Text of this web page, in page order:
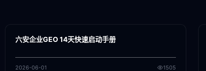
GEO
六安企业GEO 14天快速启动手册
2026-06-01 1505